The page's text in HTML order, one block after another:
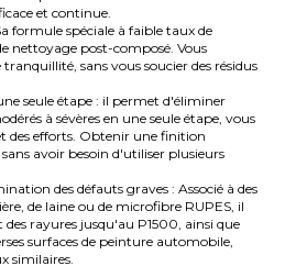
et continue.
formule spéciale à faible taux de
nettoyage post-composé. Vous
sans vous soucier des résidus
seule étape : il permet d'éliminer
à sévères en une seule étape, vous
des efforts. Obtenir une finition
avoir besoin d'utiliser plusieurs
des défauts graves : Associé à des
de laine ou de microfibre RUPES, il
rayures jusqu'au P1500, ainsi que
surfaces de peinture automobile,
similaires.